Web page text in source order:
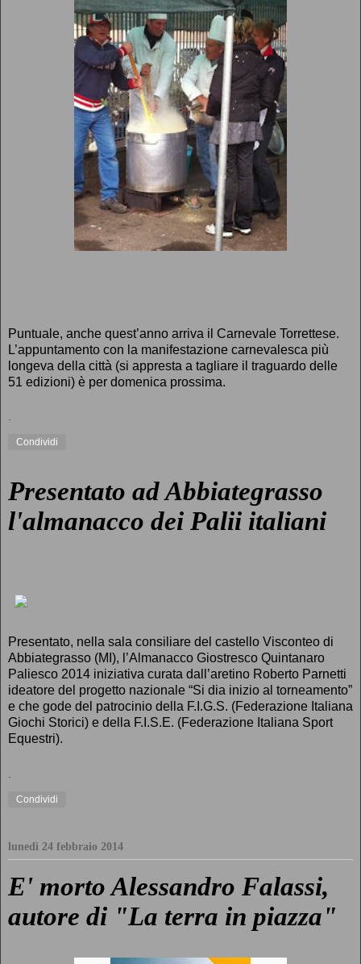
Puntuale, anche quest’anno arriva il Carnevale Torrettese.
L’appuntamento con la manifestazione carnevalesca più
longeva della città (si appresta a tagliare il traguardo delle
51 edizioni) è per domenica prossima.
.
Condividi
Presentato ad Abbiategrasso
l'almanacco dei Palii italiani
Presentato, nella sala consiliare del castello Visconteo di
Abbiategrasso (MI), l’Almanacco Giostresco Quintanaro
Paliesco 2014 iniziativa curata dall’aretino Roberto Parnetti
ideatore del progetto nazionale “Si dia inizio al torneamento”
e che gode del patrocinio della F.I.G.S. (Federazione Italiana
Giochi Storici) e della F.I.S.E. (Federazione Italiana Sport
Equestri).
Condividi
lunedì 24 febbraio 2014
E' morto Alessandro Falassi,
autore di "La terra in piazza"